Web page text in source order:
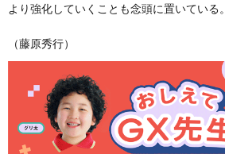
より強化していくことも念頭に置いている。
（藤原秀行）